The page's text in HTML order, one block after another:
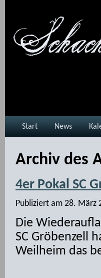
Start News
Archiv des
4er Pokal SC
Publiziert am 28. März
Die
SC Gröbenzell
Weilheim das